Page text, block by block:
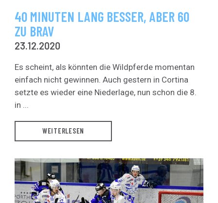
40 MINUTEN LANG BESSER, ABER 60
ZU BRAV
23.12.2020
Es scheint, als könnten die Wildpferde momentan
einfach nicht gewinnen. Auch gestern in Cortina
setzte es wieder eine Niederlage, nun schon die 8.
in ...
WEITERLESEN